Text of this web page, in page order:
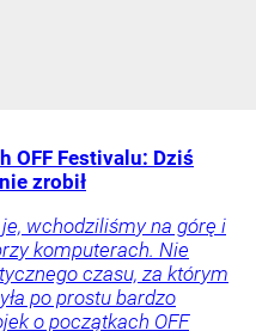
OFF Festivalu: Dziś
zrobił
wchodziliśmy na górę i
komputerach. Nie
czasu, za którym
po prostu bardzo
o początkach OFF